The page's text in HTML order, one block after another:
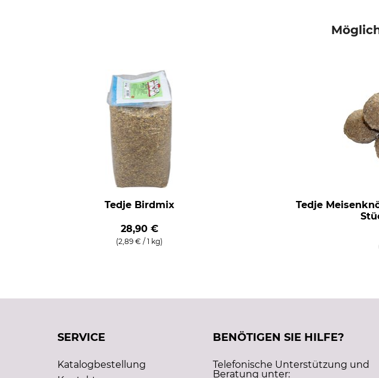
Tedje Birdmix
28,90 €
(2,89 € / 1 kg)
Tedje
SERVICE
Katalogbestellung
BENÖTIGEN SIE HILFE?
Telefonische Unterstützung und
Beratung unter: